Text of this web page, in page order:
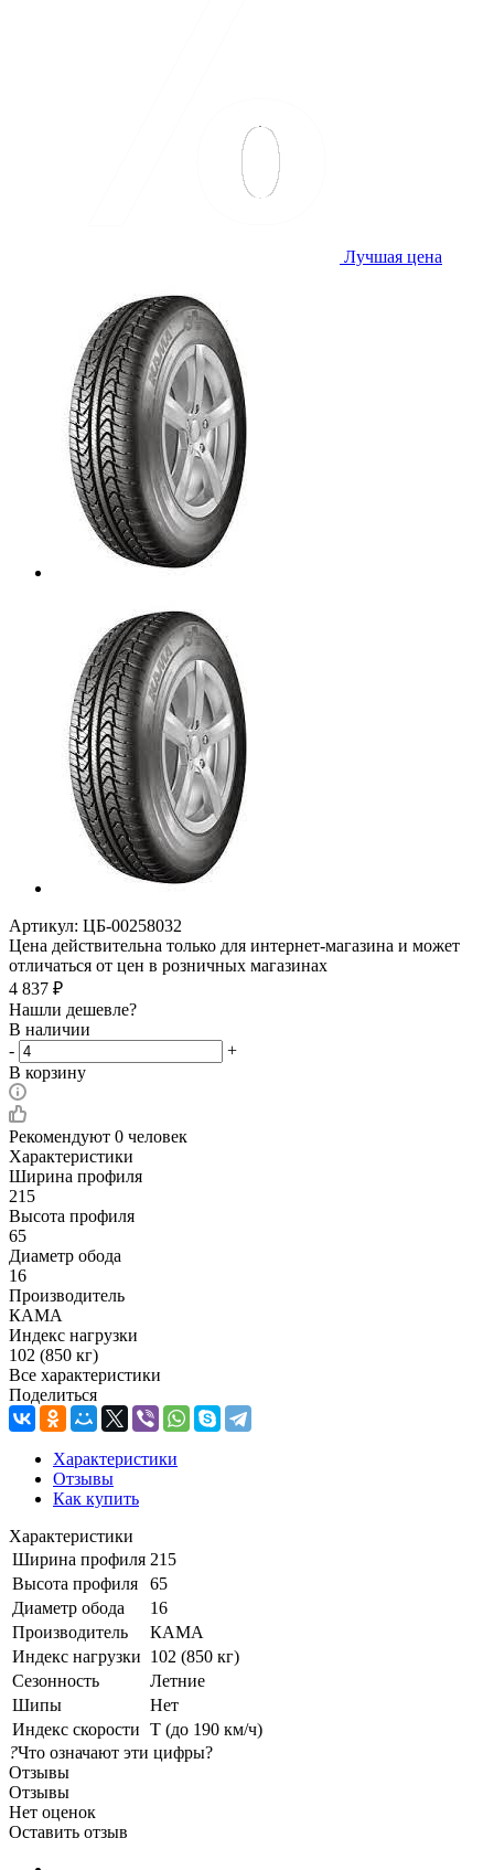
Лучшая цена
Артикул: ЦБ-00258032
Цена действительна только для интернет-магазина и может
отличаться от цен в розничных магазинах
4 837 ₽
Нашли дешевле?
В наличии
-
+
В корзину
Рекомендуют 0 человек
Характеристики
Ширина профиля
215
Высота профиля
65
Диаметр обода
16
Производитель
КАМА
Индекс нагрузки
102 (850 кг)
Все характеристики
Поделиться
Характеристики
Отзывы
Как купить
Характеристики
Ширина профиля 215
Высота профиля
65
Диаметр обода
16
Производитель
КАМА
Индекс нагрузки 102 (850 кг)
Сезонность
Летние
Шипы
Нет
Индекс скорости T (до 190 км/ч)
?Что означают эти цифры?
Отзывы
Отзывы
Нет оценок
Оставить отзыв